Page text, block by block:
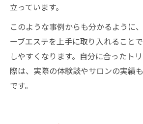
立っています。
このような事例からも分かるように
ーブエステを上手に取り入れること
しやすくなります。自分に合ったト
際は、実際の体験談やサロンの実績
です。